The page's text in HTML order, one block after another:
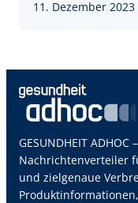
11. Dezember 2023
GESUNDHEIT
Nachrichtenverteiler
und zielgenaue